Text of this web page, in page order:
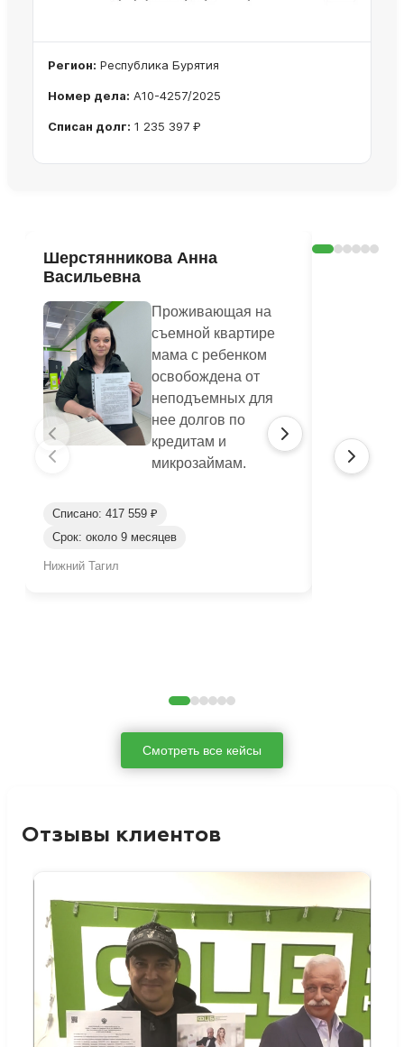
Регион: Республика Бурятия
Номер дела: А10-4257/2025
Списан долг: 1 235 397 ₽
Шерстянникова Анна
Васильевна
Проживающая на
съемной квартире
мама с ребенком
освобождена от
неподъемных для
нее долгов по
кредитам и
микрозаймам.
Списано: 417 559 ₽
Срок: около 9 месяцев
Нижний Тагил
Смотреть все кейсы
Отзывы клиентов